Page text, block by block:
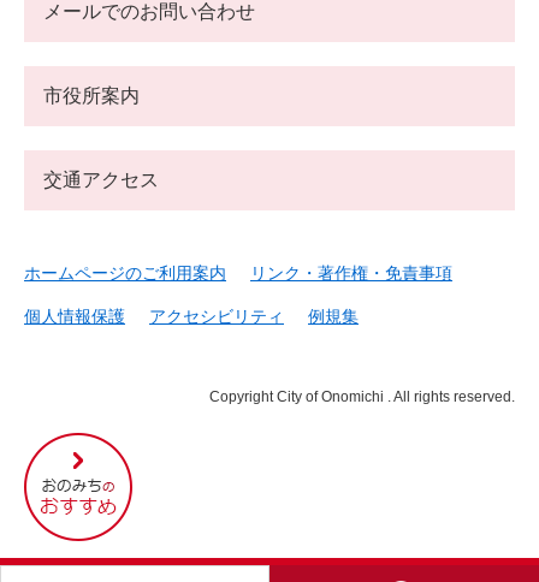
尾
道
市
の
す
メールでのお問い合わせ
市役所案内
交通アクセス
ホームページのご利用案内 リンク・著作権・免責事項
個人情報保護 アクセシビリティ 例規集
Copyright City of Onomichi . All rights reserved.